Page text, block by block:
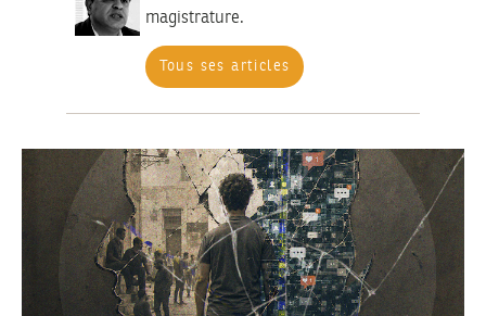
magistrature.
Tous ses articles